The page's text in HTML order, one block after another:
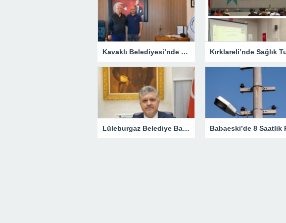
Kavaklı Belediyesi’nde Fahri Özkan Ziyareti
Lüleburgaz Belediye Başkanı Murat Gerenli CHP’den İstifa Etti